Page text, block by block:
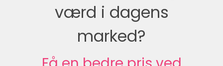
værd i dagens
marked?